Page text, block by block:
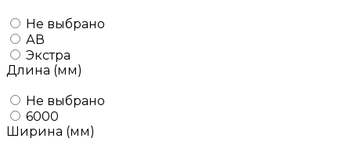
Не выбрано
АВ
Экстра
Длина (мм)
Не выбрано
6000
Ширина (мм)